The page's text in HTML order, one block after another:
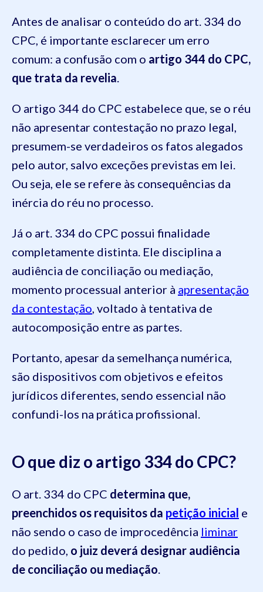
Antes de analisar o conteúdo do art. 334 do
CPC, é importante esclarecer um erro
comum: a confusão com o artigo 344 do CPC,
que trata da revelia.
O artigo 344 do CPC estabelece que, se o réu
não apresentar contestação no prazo legal,
presumem-se verdadeiros os fatos alegados
pelo autor, salvo exceções previstas em lei.
Ou seja, ele se refere às consequências da
inércia do réu no processo.
Já o art. 334 do CPC possui finalidade
completamente distinta. Ele disciplina a
audiência de conciliação ou mediação,
momento processual anterior à apresentação
da contestação, voltado à tentativa de
autocomposição entre as partes.
Portanto, apesar da semelhança numérica,
são dispositivos com objetivos e efeitos
jurídicos diferentes, sendo essencial não
confundi-los na prática profissional.
O que diz o artigo 334 do CPC?
O art. 334 do CPC determina que,
preenchidos os requisitos da petição inicial e
não sendo o caso de improcedência liminar
do pedido, o juiz deverá designar audiência
de conciliação ou mediação.